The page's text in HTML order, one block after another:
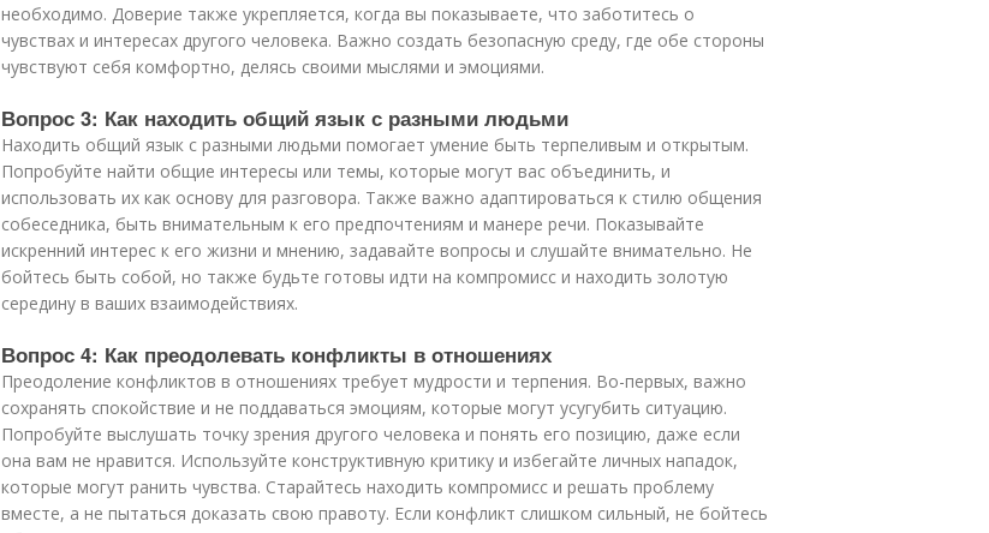
необходимо. Доверие также укрепляется, когда вы показываете, что заботитесь о
чувствах и интересах другого человека. Важно создать безопасную среду, где обе стороны
чувствуют себя комфортно, делясь своими мыслями и эмоциями.
Вопрос 3: Как находить общий язык с разными людьми
Находить общий язык с разными людьми помогает умение быть терпеливым и открытым.
Попробуйте найти общие интересы или темы, которые могут вас объединить, и
использовать их как основу для разговора. Также важно адаптироваться к стилю общения
собеседника, быть внимательным к его предпочтениям и манере речи. Показывайте
искренний интерес к его жизни и мнению, задавайте вопросы и слушайте внимательно. Не
бойтесь быть собой, но также будьте готовы идти на компромисс и находить золотую
середину в ваших взаимодействиях.
Вопрос 4: Как преодолевать конфликты в отношениях
Преодоление конфликтов в отношениях требует мудрости и терпения. Во-первых, важно
сохранять спокойствие и не поддаваться эмоциям, которые могут усугубить ситуацию.
Попробуйте выслушать точку зрения другого человека и понять его позицию, даже если
она вам не нравится. Используйте конструктивную критику и избегайте личных нападок,
которые могут ранить чувства. Старайтесь находить компромисс и решать проблему
вместе, а не пытаться доказать свою правоту. Если конфликт слишком сильный, не бойтесь